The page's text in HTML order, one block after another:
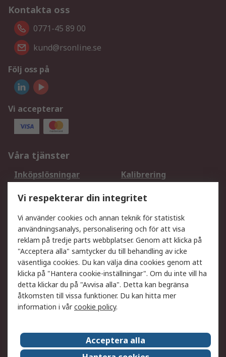
Kontakta oss
0771-45 89 00
kund@rsonline.se
Följ oss på
Vi accepterar
Våra tjänster
Inköpslösningar
Kalibrering
DesignSpark
Teknisk Support
Ditt lokala säljteam
Exportlösningar
Support
Få hjälp
Retur av varor
Leverans
Spåra din order
Begär en fakturakopi
Fördelar med RS-konto
Betalningsalternativ
Om RS Försäljningsvillkor
Vi respekterar din integritet
Vi använder cookies och annan teknik för statistisk
användningsanalys, personalisering och för att visa
reklam på tredje parts webbplatser. Genom att klicka på
"Acceptera alla" samtycker du till behandling av icke
väsentliga cookies. Du kan välja dina cookies genom att
klicka på "Hantera cookie-inställningar". Om du inte vill ha
detta klickar du på "Avvisa alla". Detta kan begränsa
åtkomsten till vissa funktioner. Du kan hitta mer
information i vårcookie policy.
Acceptera alla